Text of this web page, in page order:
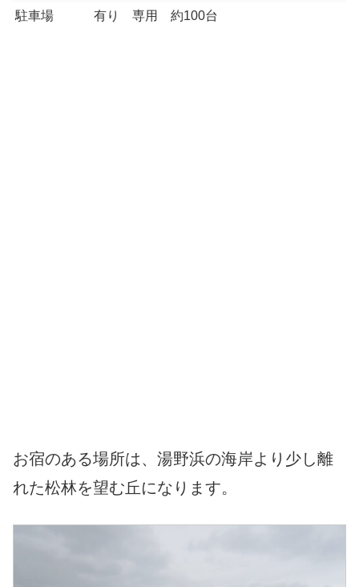
駐車場
有り 専用 約100台
お宿のある場所は、湯野浜の海岸より少し離
れた松林を望む丘になります。